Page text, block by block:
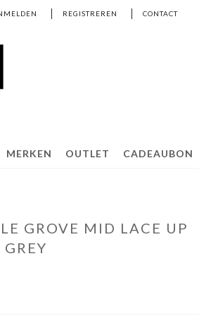
REGISTREREN CONTACT
MERKEN OUTLET CADEAUBON
GROVE MID LACE UP